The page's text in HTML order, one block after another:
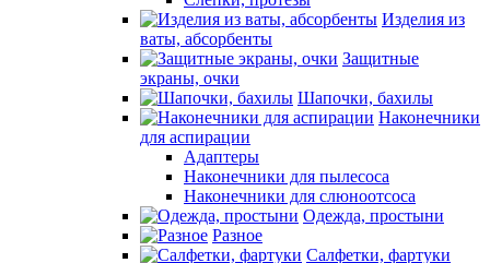
Изделия из
ваты, абсорбенты
Защитные
экраны, очки
Шапочки, бахилы
Наконечники
для аспирации
Адаптеры
Наконечники для пылесоса
Наконечники для слюноотсоса
Одежда, простыни
Разное
Салфетки, фартуки